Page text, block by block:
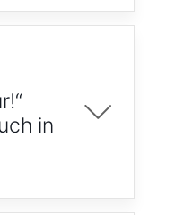
in